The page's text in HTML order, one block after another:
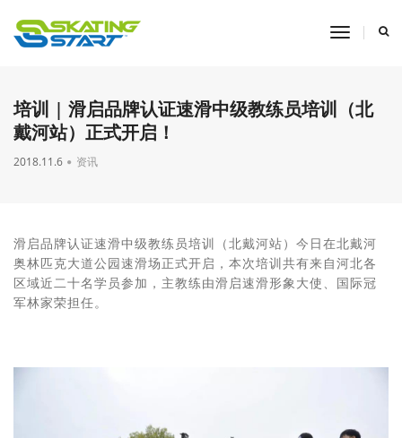
toggle
培训 | 滑启品牌认证速滑中级教练员培训（北
戴河站）正式开启！
2018.11.6 资讯
滑启品牌认证速滑中级教练员培训（北戴河站）今日在北戴河
奥林匹克大道公园速滑场正式开启，本次培训共有来自河北各
区域近二十名学员参加，主教练由滑启速滑形象大使、国际冠
军林家荣担任。